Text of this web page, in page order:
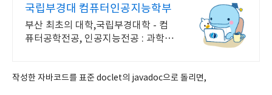
국립부경대 컴퓨터인공지능학부
부산 최초의 대학,국립부경대학 - 컴
퓨터공학전공, 인공지능전공 : 과학기
작성한 자바코드를 표준 doclet의 javadoc으로 돌리면,